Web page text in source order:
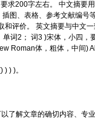
求200字左右。 中文摘要
图、表格、参考文献编
评价。 英文摘要与中文
词2； 词3 )宋体，小四，
Roman体，粗体，中间)
) )。
了解文章的确切内容、专